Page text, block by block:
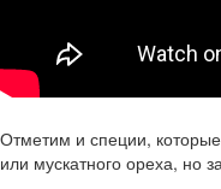
Отметим и специи,
или мускатного ореха, но